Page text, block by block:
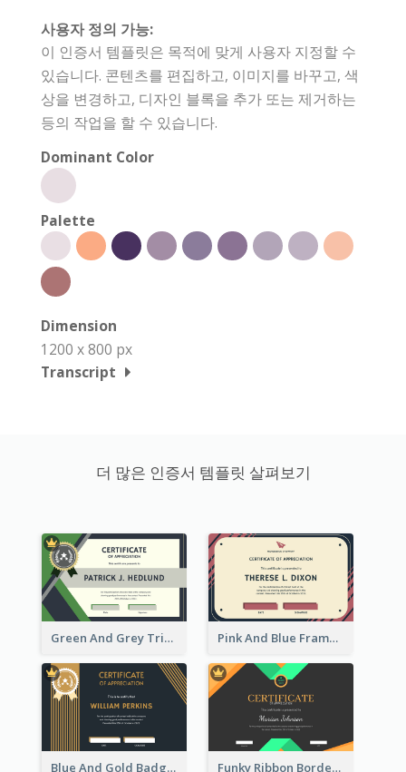
사용자 정의 가능:
이 인증서 템플릿은 목적에 맞게 사용자 지정할 수
있습니다. 콘텐츠를 편집하고, 이미지를 바꾸고, 색
상을 변경하고, 디자인 블록을 추가 또는 제거하는
등의 작업을 할 수 있습니다.
Dominant Color
Palette
Dimension
1200 x 800 px
Transcript
더 많은 인증서 템플릿 살펴보기
Green And Grey Triangles With Badge Certificate Pink And Blue Frame Company Certificate
Blue And Gold Badge Appreciation Certificate Funky Ribbon Border Certificate Design Template